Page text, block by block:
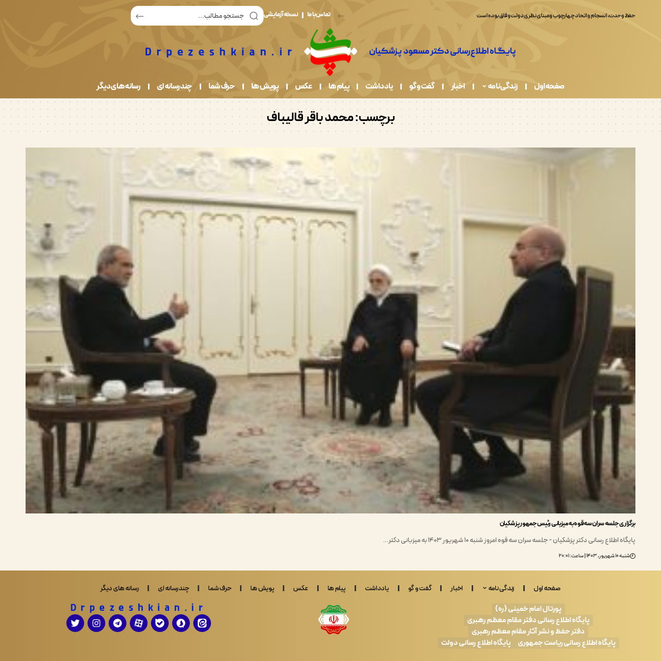
غدیر، دعوت به حکمرانی بر پایه عدالت، کرامت انسان و خدمت بی‌منت است تماس با ما نسخه آزمایشی
صفحه اول زندگی نامه اخبار گفت و گو یادداشت پیام ها عکس پویش ها حرف شما چندرسانه ای رسانه های دیگر
برچسب:محمد باقر قالیباف
برگزاری جلسه سران سه قوه به میزبانی رئیس جمهور پزشکیان
پایگاه اطلاع رسانی دکتر پزشکیان - جلسه سران سه قوه امروز شنبه ۱۰ شهریور ۱۴۰۳ به میزبانی دکتر…
شنبه ۱۰ شهریور, ۱۴۰۳ | ساعت: ۲۰:۰۱
صفحه اول زندگی نامه اخبار گفت و گو یادداشت پیام ها عکس پویش ها حرف شما چندرسانه ای رسانه های دیگر
پورتال امام خمینی (ره)
پایگاه اطلاع رسانی دفتر مقام معظم رهبری
دفتر حفظ و نشر آثار مقام معظم رهبری
پایگاه اطلاع رسانی ریاست جمهوری
پایگاه اطلاع رسانی دولت
Drpezeshkian.ir